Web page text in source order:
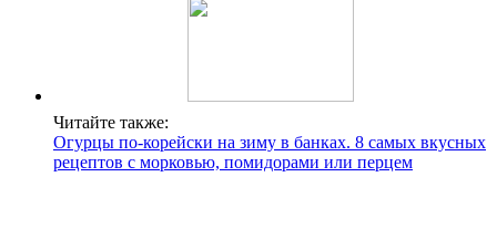
Читайте также:
Огурцы по-корейски на зиму в банках. 8 самых вкусных
рецептов с морковью, помидорами или перцем